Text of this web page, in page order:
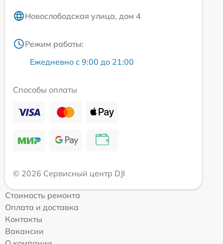
Новослободская улица, дом 4
Режим работы:
Ежедневно с 9:00 до 21:00
Способы оплаты
© 2026 Сервисный центр DJI
Стоимость ремонта
Оплата и доставка
Контакты
Вакансии